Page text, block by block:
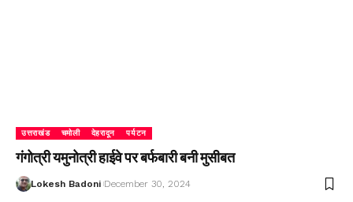
उत्तराखंड चमोली देहरादून पर्यटन
गंगोत्री यमुनोत्री हाईवे पर बर्फबारी बनी मुसीबत
Lokesh Badoni December 30, 2024